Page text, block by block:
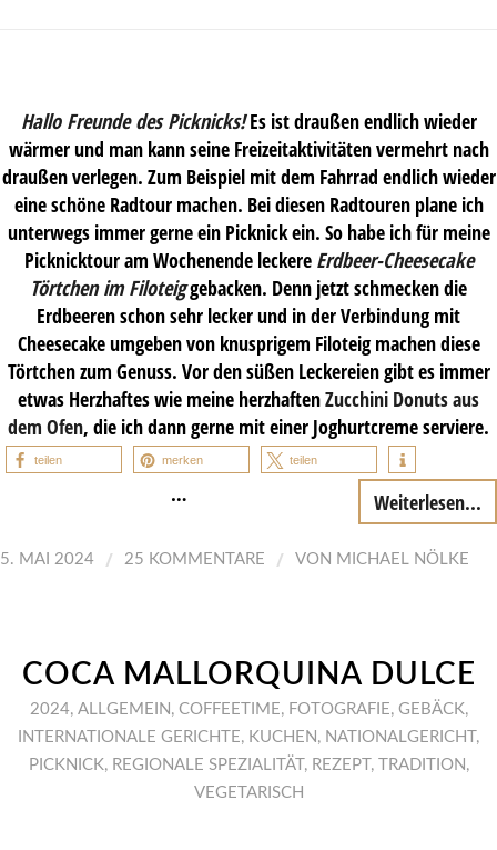
Hallo Freunde des Picknicks!Es ist draußen endlich wieder
wärmer und man kann seine Freizeitaktivitäten vermehrt nach
draußen verlegen. Zum Beispiel mit dem Fahrrad endlich wieder
eine schöne Radtour machen. Bei diesen Radtouren plane ich
unterwegs immer gerne ein Picknick ein. So habe ich für meine
Picknicktour am Wochenende leckere Erdbeer-Cheesecake
Törtchen im Filoteiggebacken. Denn jetzt schmecken die
Erdbeeren schon sehr lecker und in der Verbindung mit
Cheesecake umgeben von knusprigem Filoteig machen diese
Törtchen zum Genuss. Vor den süßen Leckereien gibt es immer
etwas Herzhaftes wie meine herzhaftenZucchini Donuts aus
dem Ofen, die ich dann gerne mit einer Joghurtcreme serviere.
teilen merken teilen
… Weiterlesen...
5. MAI 2024 / 25 KOMMENTARE / VON MICHAEL NÖLKE
COCA MALLORQUINA DULCE
2024, ALLGEMEIN , COFFEETIME, FOTOGRAFIE, GEBÄCK,
INTERNATIONALE GERICHTE, KUCHEN , NATIONALGERICHT,
PICKNICK, REGIONALE SPEZIALITÄT, REZEPT, TRADITION ,
VEGETARISCH